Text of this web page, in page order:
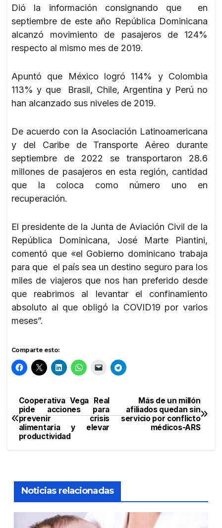
Dió la información consignando que en
septiembre de este año República Dominicana
alcanzó movimiento de pasajeros de 124%
respecto al mismo mes de 2019.
Apuntó que México logró 114% y Colombia
113% y que Brasil, Chile, Argentina y Perú no
han alcanzado sus niveles de 2019.
De acuerdo con la Asociación Latinoamericana
y del Caribe de Transporte Aéreo durante
septiembre de 2022 se transportaron 28.6
millones de pasajeros en esta región, cantidad
que la coloca como número uno en
recuperación.
El presidente de la Junta de Aviación Civil de la
República Dominicana, José Marte Piantini,
comentó que «el Gobierno dominicano trabaja
para que el país sea un destino seguro para los
miles de viajeros que nos han preferido desde
que reabrimos al levantar el confinamiento
absoluto al que obligó la COVID19 por varios
meses”.
Comparte esto:
Navegación
de
entradas
Más de un millón
afiliados quedan sin
servicio por conflicto
médicos-ARS
Cooperativa Vega Real
pide acciones para
prevenir crisis
alimentaria y elevar
productividad
Noticias relacionadas